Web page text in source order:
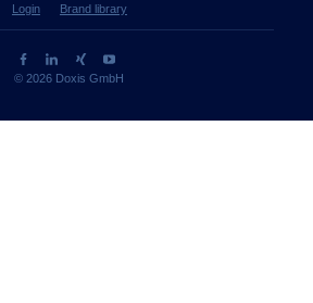
Login Brand library
© 2026 Doxis GmbH